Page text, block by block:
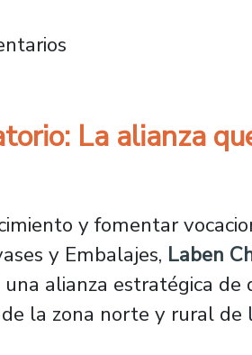
de cooperación
La alianza
y fomentar
y Embalajes, Laben
alianza estratégica
la zona norte y rural de